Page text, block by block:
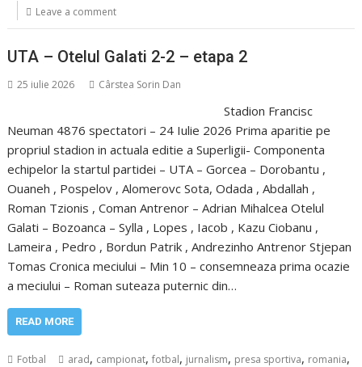
Leave a comment
UTA – Otelul Galati 2-2 – etapa 2
25 iulie 2026 Cârstea Sorin Dan
Stadion Francisc
Neuman 4876 spectatori – 24 Iulie 2026 Prima aparitie pe
propriul stadion in actuala editie a Superligii- Componenta
echipelor la startul partidei – UTA – Gorcea – Dorobantu ,
Ouaneh , Pospelov , Alomerovc Sota, Odada , Abdallah ,
Roman Tzionis , Coman Antrenor – Adrian Mihalcea Otelul
Galati – Bozoanca – Sylla , Lopes , Iacob , Kazu Ciobanu ,
Lameira , Pedro , Bordun Patrik , Andrezinho Antrenor Stjepan
Tomas Cronica meciului – Min 10 – consemneaza prima ocazie
a meciului – Roman suteaza puternic din…
READ MORE
Fotbal arad, campionat,fotbal, jurnalism, presa sportiva, romania,